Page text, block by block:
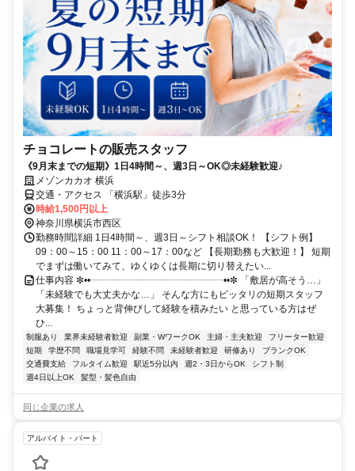
チョコレートの販売スタッフ
《9月末までの短期》1日4時間～、週3日～OK◎未経験歓迎♪
メゾンカカオ 横浜
交通・アクセス 「横浜駅」徒歩3分
時給1,500円以上
神奈川県横浜市西区
勤務時間詳細 1日4時間～、週3日～シフト相談OK！ 【シフト例】
09：00～15：00 11：00～17：00など 【長期勤務も大歓迎！】 短期
でまずは働いてみて、ゆくゆくは長期に切り替えたい...
仕事内容 ✼••┈┈┈┈┈┈┈┈┈┈┈┈┈┈••✼ 「敷居が高そう…」
「未経験でも大丈夫かな…」 そんな方にもピッタリの短期スタッフ
大募集！ ちょっと背伸びして経験を積みたい と思っている方はぜ
ひ...
制服あり 業界未経験者歓迎 副業・WワークOK 主婦・主夫歓迎
フリーター歓迎
短期
学歴不問 職場見学可 経験不問 未経験者歓迎 研修あり
ブランクOK
交通費支給
フルタイム歓迎 駅近5分以内 週2・3日からOK
シフト制
週4日以上OK
髪型・髪色自由
同じ企業の求人
アルバイト・パート